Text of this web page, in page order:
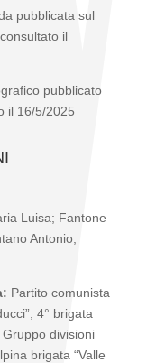
pubblicata sul
il
pubblicato
il 16/5/2025
Luisa; Fantone
Antonio;
Partito comunista
4° brigata
Gruppo divisioni
brigata “Valle